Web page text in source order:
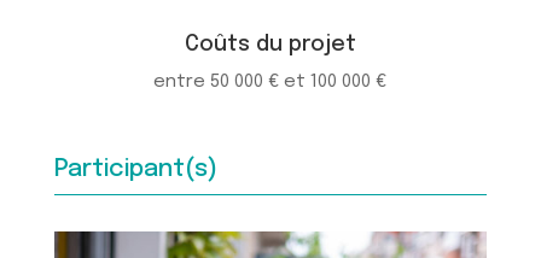
Coûts du projet
entre 50 000 € et 100 000 €
Participant(s)